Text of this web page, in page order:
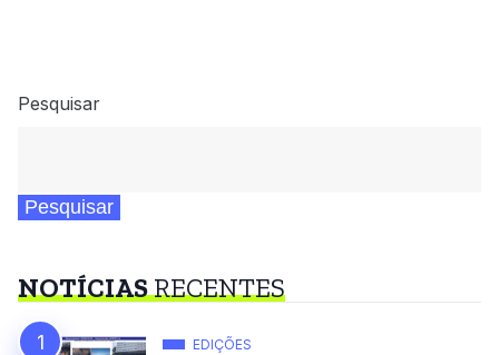
Pesquisar
Pesquisar
NOTÍCIASRECENTES
EDIÇÕES